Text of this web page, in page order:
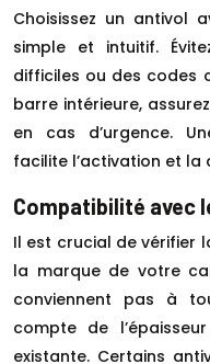
Choisissez un antivol
simple et intuitif.
difficiles ou des codes
barre intérieure,
en cas d’urgence.
facilite l’activation et la
Compatibilité avec
Il est crucial de vérifier
la marque de votre
conviennent pas à
compte de
existante. Certains